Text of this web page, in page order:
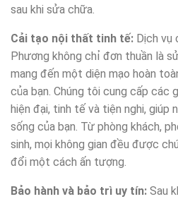
sau khi sửa chữa.
Cải tạo nội thất tinh tế: Dịch vụ
Phương không chỉ đơn thuần là
mang đến một diện mạo hoàn
của bạn. Chúng tôi cung cấp các
hiện đại, tinh tế và tiện nghi, giúp
sống của bạn. Từ phòng khách,
sinh, mọi không gian đều được
đổi một cách ấn tượng.
Bảo hành và bảo trì uy tín: Sau